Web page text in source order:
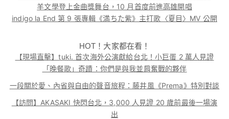
羊文學登上金曲獎舞台，10 月首度前進高雄開唱
indigo la End 第 9 張專輯《満ちた紫》主打歌〈夏目〉MV 公開
HOT！大家都在看！
【現場直擊】tuki. 首次海外公演獻給台北！小巨蛋 2 萬人見證
「晚餐歌」奇蹟：你們是與我並肩奮戰的夥伴
一段關於愛、內省與自由的聲音旅程：藤井風《Prema》特別對談
【訪問】AKASAKI 快閃台北，3,000 人見證 20 歲前最後一場演
出